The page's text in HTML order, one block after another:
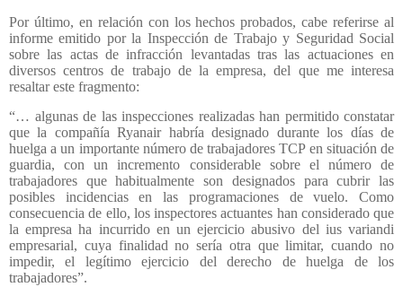
Por último, en relación con los hechos probados, cabe referirse al
informe emitido por la Inspección de Trabajo y Seguridad Social
sobre las actas de infracción levantadas tras las actuaciones en
diversos centros de trabajo de la empresa, del que me interesa
resaltar este fragmento:
“… algunas de las inspecciones realizadas han permitido constatar
que la compañía Ryanair habría designado durante los días de
huelga a un importante número de trabajadores TCP en situación de
guardia, con un incremento considerable sobre el número de
trabajadores que habitualmente son designados para cubrir las
posibles incidencias en las programaciones de vuelo. Como
consecuencia de ello, los inspectores actuantes han considerado que
la empresa ha incurrido en un ejercicio abusivo del ius variandi
empresarial, cuya finalidad no sería otra que limitar, cuando no
impedir, el legítimo ejercicio del derecho de huelga de los
trabajadores”.